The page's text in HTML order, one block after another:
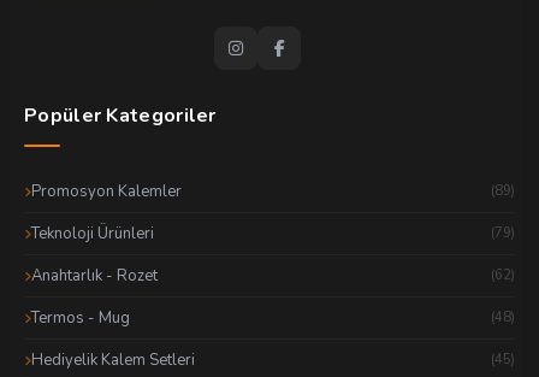
Popüler Kategoriler
Promosyon Kalemler (89)
Teknoloji Ürünleri (79)
Anahtarlık - Rozet (62)
Termos - Mug (48)
Hediyelik Kalem Setleri (45)